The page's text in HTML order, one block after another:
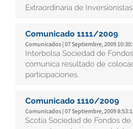
Extraordinaria de Inversionistas.
Comunicado 1111/2009
Comunicados | 07 Septiembre, 2009
Interbolsa Sociedad de
comunica resultado de
participaciones.
Comunicado 1110/2009
Comunicados | 07 Septiembre, 2009
Scotia Sociedad de Fondos de